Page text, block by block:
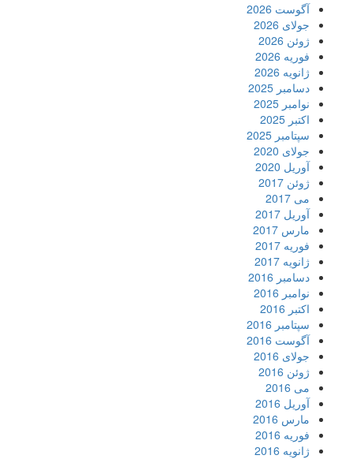
آگوست 2026
جولای 2026
ژوئن 2026
فوریه 2026
ژانویه 2026
دسامبر 2025
نوامبر 2025
اکتبر 2025
سپتامبر 2025
جولای 2020
آوریل 2020
ژوئن 2017
می 2017
آوریل 2017
مارس 2017
فوریه 2017
ژانویه 2017
دسامبر 2016
نوامبر 2016
اکتبر 2016
سپتامبر 2016
آگوست 2016
جولای 2016
ژوئن 2016
می 2016
آوریل 2016
مارس 2016
فوریه 2016
ژانویه 2016